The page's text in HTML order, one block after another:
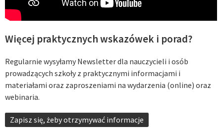
Więcej praktycznych wskazówek i porad?
Regularnie wysyłamy Newsletter dla nauczycieli i osób
prowadzących szkoły z praktycznymi informacjami i
materiałami oraz zaproszeniami na wydarzenia (online) oraz
webinaria.
Zapisz się, żeby otrzymywać informacje